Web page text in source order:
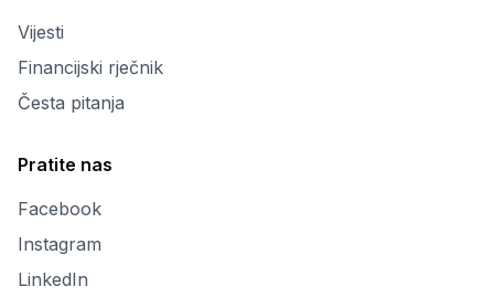
Vijesti
Financijski rječnik
Česta pitanja
Pratite nas
Facebook
Instagram
LinkedIn